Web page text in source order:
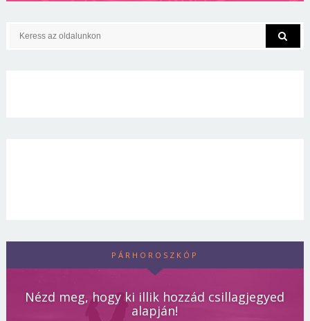
PÁRHOROSZKÓP
Nézd meg, hogy ki illik hozzád csillagjegyed
alapján!